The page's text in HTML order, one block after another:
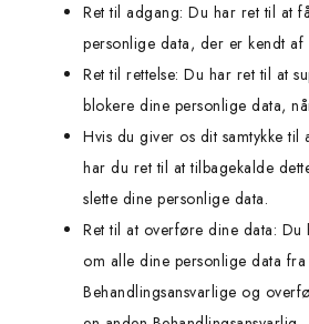
Ret til adgang: Du har ret til at
personlige data, der er kendt af
Ret til rettelse: Du har ret til at
blokere dine personlige data,
Hvis du giver os dit samtykke til
har du ret til at tilbagekalde
slette dine personlige data.
Ret til at overføre dine data:
om alle dine personlige data fra
Behandlingsansvarlige og